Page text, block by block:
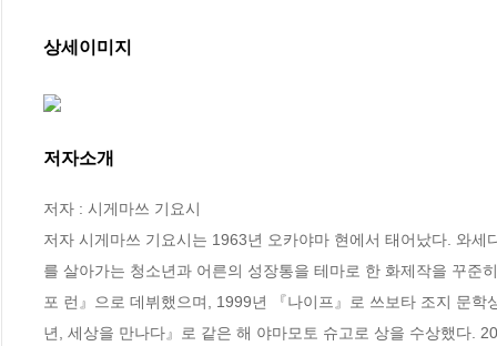
상세이미지
저자소개
저자 : 시게마쓰 기요시
저자 시게마쓰 기요시는 1963년 오카야마 현에서 태어났다. 와
를 살아가는 청소년과 어른의 성장통을 테마로 한 화제작을 꾸
포 런』으로 데뷔했으며, 1999년 『나이프』로 쓰보타 조지 문
년, 세상을 만나다』로 같은 해 야마모토 슈고로 상을 수상했다.